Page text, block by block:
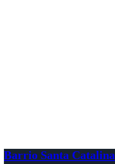
Barrio Santa Catalina